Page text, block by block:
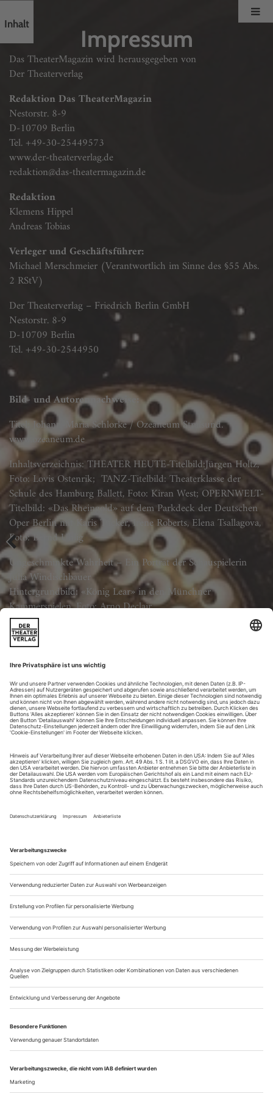
Inhalt
Impressum
Das TheaterMagazin wird herausgegeben von
Der Theaterverlag
Redaktion Das TheaterMagazin
Nestorstr. 8-9
D-10709 Berlin
Tel. +49-30-25449573
www.der-theaterverlag.de
redaktion@das-theatermagazin.de
Redaktion
Klemens Hippel
Andreas Tobias
Verleger und Geschäftsführer:
Michael Merschmeier (Verantwortlich im Sinne des §55 Abs.
2 RStV)
Der Theaterverlag – Friedrich Berlin GmbH
Nestorstr. 8-9
D-10709 Berlin
Tel. +49-30-2544950
Bild- und Autorennachweise:
Titel: Johann-Maria Schlorke / Ozeaneum Stralsund.
www.ozeaneum.de
Inhaltsverzeichnis: THEATER HEUTE-Titelbild:Jürgen Holtz,
Foto: Lovis Ostenrik; TANZ-Titelbild: Theaterklasse der
Schule des Hamburg Ballett, Foto: Kiran West; OPERNWELT-
Titelbild: «Das Rheingold» auf dem Parkdeck der Deutschen
Oper Berlin mit Karis Tucker, Irene Roberts, Elena Tsallagova,
Foto: Bernd Uhlig
Ungeschminkte Wahrheit – Ein Porträt der Schauspielerin
Julia Windischbauer
Hintergrundbild: «König Lear» in den Münchner
Kammerspielen, Foto: Arno Declair
Lebendige Theatergeschichte – Ein Nachruf auf den großen
Jürgen Holtz
Hintergrundbild: Jürgen Holtz und Jeanne Balibar in «Galileo
Foto: Matthias Horn
Nicht Drill, aber Disziplin – Ein Gespräch mit dem neuen
Wiener Ballettchef Martin Schläpfer
Neue Normalität? – Ein Gespräch mit András Siebold, Leiter
des «Internationalen Sommerfestivals» auf Kampnagel, das
trotz Corona im August stattfindet
Hintergrundbild: LIVE ART FESTIVAL: GEHEIMAGENTUR:
Der Tiger und die Angst – Ein Gespräch mit der Regisseurin
Sandra Leupold
Hintergrundbild: Szene aus «Werther» in Lübeck, 2018, Foto:
Olaf Malzahn
Keine Kunst ohne Eros – Wie die Pandemie das Theater
heimsucht. Ein Essay von Olga Myschkina
Hintergrundbild: picture alliance/Westend61
CD-Tipp:
Hintergrundbild: Julia Sophie Wagner, Foto: Lena Kern
Bochum: Elias Canetti «Die Befristeten», Foto: Birgit Hupfeld
Hagen: Amrguerite Donlon «Prolog – Schwanensee –
aufgetaucht», Foto: Oliver Look
Dresden: Verdi «Don Carlo», Foto: Semperoper